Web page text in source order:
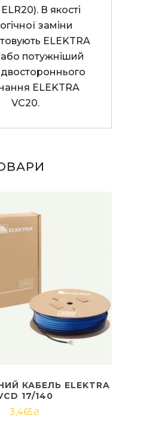
В якості
заміни
ELEKTRA
або потужніший
ELEKTRA
VC20.
КАБЕЛЬ ELEKTRA
17/140
3,465₴